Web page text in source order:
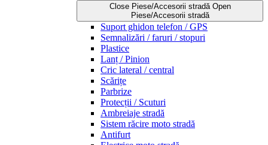
Close Piese/Accesorii stradă Open
Piese/Accesorii stradă
Suport ghidon telefon / GPS
Semnalizări / faruri / stopuri
Plastice
Lanț / Pinion
Cric lateral / central
Scărițe
Parbrize
Protecții / Scuturi
Ambreiaje stradă
Sistem răcire moto stradă
Antifurt